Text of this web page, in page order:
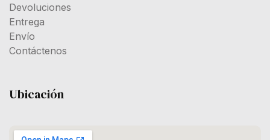
Devoluciones
Entrega
Envío
Contáctenos
Ubicación